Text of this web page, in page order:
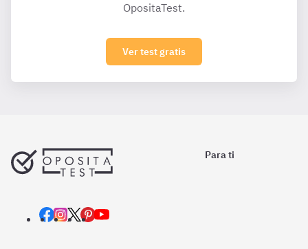
OpositaTest.
Ver test gratis
Para ti